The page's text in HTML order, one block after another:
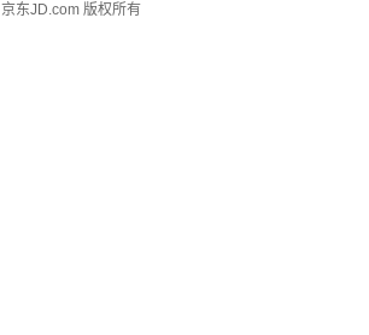
京东JD.com 版权所有